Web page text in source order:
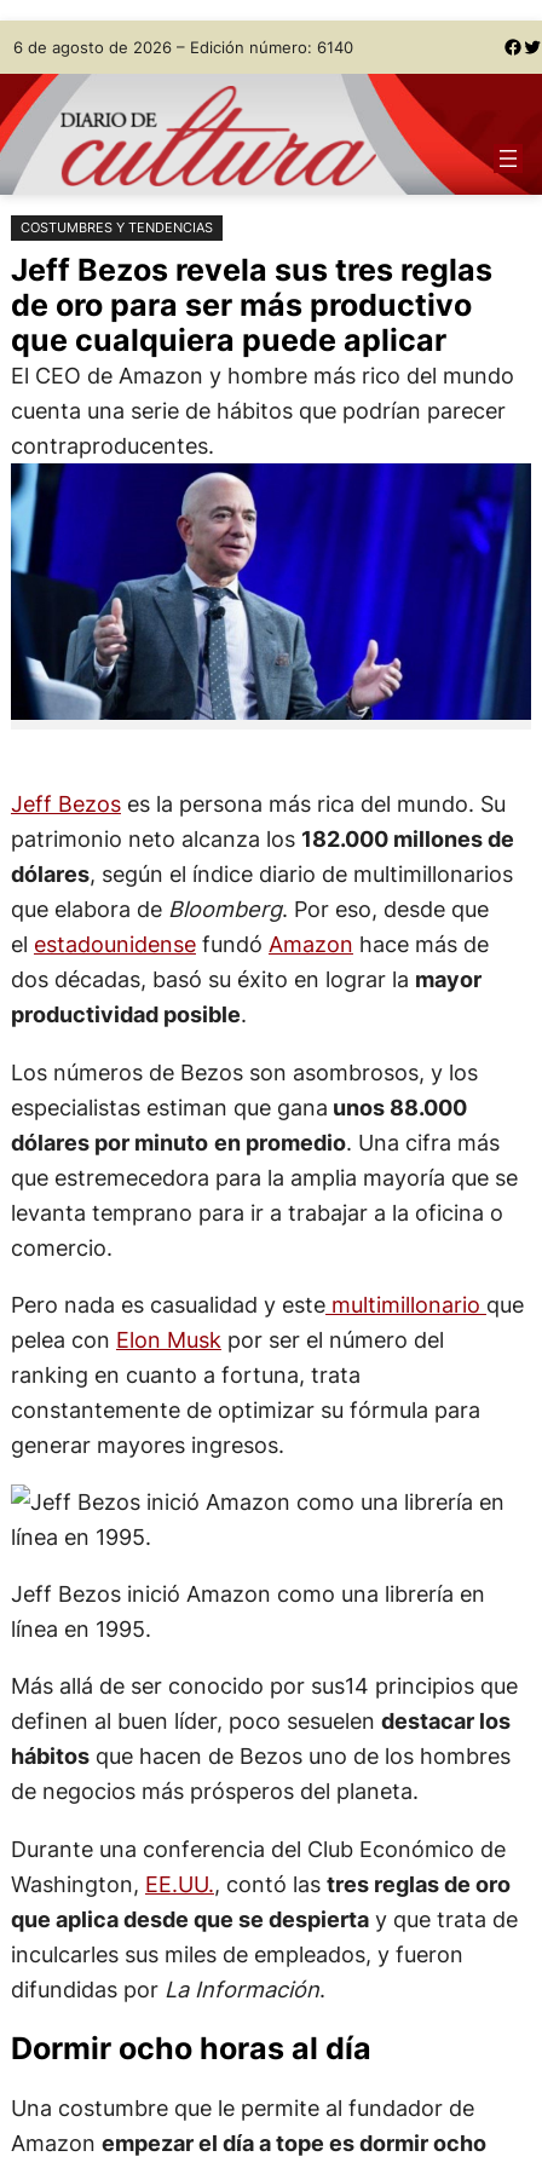
Saltar
al
contenido
Skip
to
content
6 de agosto de 2026 – Edición número: 6140 Facebook Twitter
COSTUMBRES Y TENDENCIAS
Jeff Bezos revela sus tres reglas
de oro para ser más productivo
que cualquiera puede aplicar
El CEO de Amazon y hombre más rico del mundo
cuenta una serie de hábitos que podrían parecer
contraproducentes.
Jeff Bezoses la persona más rica del mundo. Su
patrimonio neto alcanza los 182.000 millones de
dólares, según el índice diario de multimillonarios
que elabora de Bloomberg. Por eso, desde que
el estadounidensefundó Amazon hace más de
dos décadas, basó su éxito en lograr la mayor
productividad posible.
Los números de Bezos son asombrosos, y los
especialistas estiman que gana unos 88.000
dólares por minuto en promedio. Una cifra más
que estremecedora para la amplia mayoría que se
levanta temprano para ir a trabajar a la oficina o
comercio.
Pero nada es casualidad y estemultimillonario que
pelea con Elon Musk por ser el número del
ranking en cuanto a fortuna, trata
constantemente de optimizar su fórmula para
generar mayores ingresos.
Jeff Bezos inició Amazon como una librería en
línea en 1995.
Más allá de ser conocido por sus14 principios que
definen al buen líder, poco sesuelen destacar los
hábitosque hacen de Bezos uno de los hombres
de negocios más prósperos del planeta.
Durante una conferencia del Club Económico de
Washington, EE.UU., contó las tres reglas de oro
que aplica desde que se despiertay que trata de
inculcarles sus miles de empleados, y fueron
difundidas por La Información.
Dormir ocho horas al día
Una costumbre que le permite al fundador de
Amazon empezar el día a tope es dormir ocho